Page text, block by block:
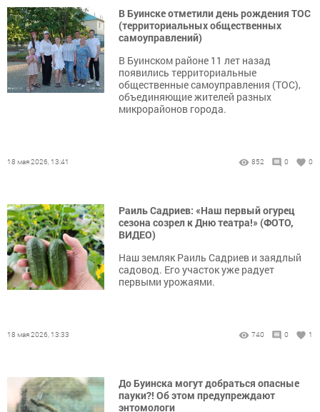
В Буинске отметили день рождения ТОС
(территориальных общественных
самоуправлений)
В Буинском районе 11 лет назад
появились территориальные
общественные самоуправления (ТОС),
объединяющие жителей разных
микрорайонов города.
18 мая 2026, 13:41 852 0 0
Раиль Садриев: «Наш первый огурец
сезона созрел к Дню театра!» (ФОТО,
ВИДЕО)
Наш земляк Раиль Садриев и заядлый
садовод. Его участок уже радует
первыми урожаями.
18 мая 2026, 13:33 740 0 1
До Буинска могут добраться опасные
пауки?! Об этом предупреждают
энтомологи